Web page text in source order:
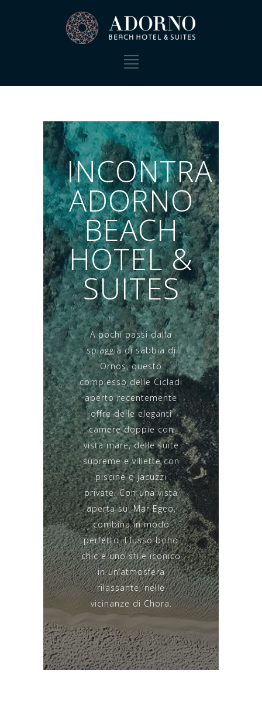
INCONTRA
ADORNO
BEACH
HOTEL &
SUITES
A pochi passi dalla
spiaggia di sabbia di
Ornos, questo
complesso delle Cicladi
aperto recentemente
offre delle eleganti
camere doppie con
vista mare, delle suite
supreme e villette con
piscine o jacuzzi
private. Con una vista
aperta sul Mar Egeo,
combina in modo
perfetto il lusso boho
chic e uno stile iconico
in un’atmosfera
rilassante, nelle
vicinanze di Chora.